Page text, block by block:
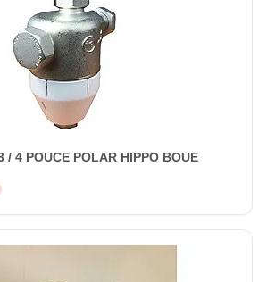
/ 4 POUCE POLAR HIPPO BOUE